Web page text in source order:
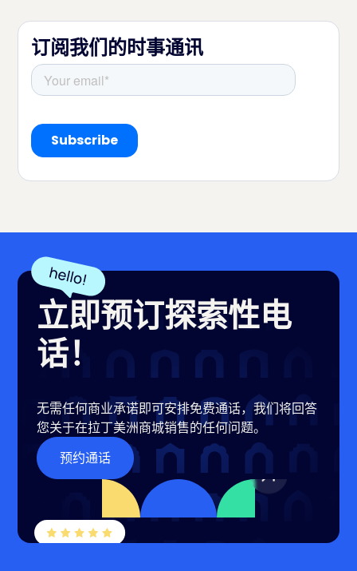
订阅我们的时事通讯
立即预订探索性电
话！
无需任何商业承诺即可安排免费通话，我们将回答
您关于在拉丁美洲商城销售的任何问题。
预约通话